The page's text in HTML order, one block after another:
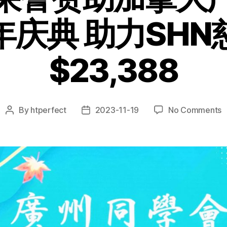
庆典 助力SHN
$23,388
By htperfect 2023-11-19 No Comments